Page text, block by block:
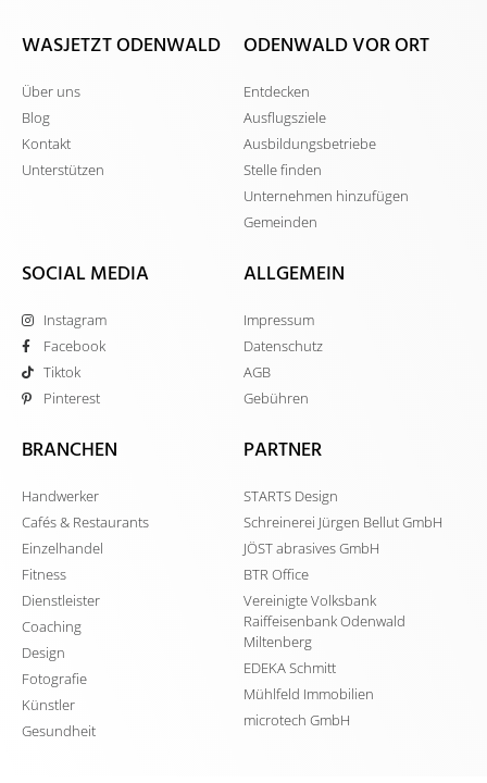
WASJETZT ODENWALD
Über uns
Blog
Kontakt
Unterstützen
ODENWALD VOR ORT
Entdecken
Ausflugsziele
Ausbildungsbetriebe
Stelle finden
Unternehmen hinzufügen
Gemeinden
SOCIAL MEDIA
Instagram
Facebook
Tiktok
Pinterest
ALLGEMEIN
Impressum
Datenschutz
AGB
Gebühren
BRANCHEN
Handwerker
Cafés & Restaurants
Einzelhandel
Fitness
Dienstleister
Coaching
Design
Fotografie
Künstler
Gesundheit
PARTNER
STARTS Design
Schreinerei Jürgen Bellut GmbH
JÖST abrasives GmbH
BTR Office
Vereinigte Volksbank
Raiffeisenbank Odenwald
Miltenberg
EDEKA Schmitt
Mühlfeld Immobilien
microtech GmbH